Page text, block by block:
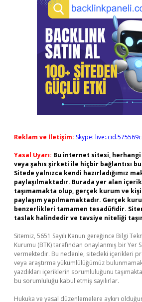
Reklam ve İletişim: Skype:
Yasal Uyarı: Bu internet sitesi,
veya şahıs şirketi ile hiçbir bağlantısı
Sitede yalnızca kendi hazırladığımız
paylaşılmaktadır. Burada yer alan
taşımamakta olup, gerçek kurum ve
paylaşım yapılmamaktadır. Gerçek
benzerlikleri tamamen tesadüfidir.
taslak halindedir ve tavsiye niteliği
Sitemiz, 5651 Sayılı Kanun gereğince Bilgi
Kurumu (BTK) tarafından onaylanmış bir Yer
vermektedir. Bu nedenle, sitedeki içerikleri
veya araştırma yükümlülüğümüz
yazdıkları içeriklerin sorumluluğunu
bu sorumluluğu kabul etmiş sayılırlar.
Hukuka ve yasal düzenlemelere aykırı